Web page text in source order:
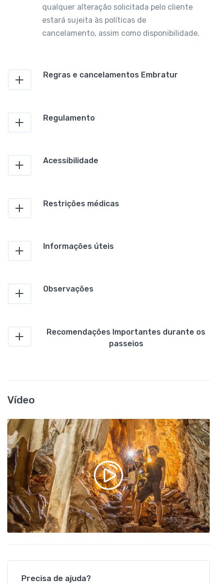
qualquer alteração solicitada pelo cliente
estará sujeita às políticas de
cancelamento, assim como disponibilidade.
Regras e cancelamentos Embratur
Regulamento
Acessibilidade
Restrições médicas
Informações úteis
Observações
Recomendações Importantes durante os
passeios
Vídeo
Precisa de ajuda?